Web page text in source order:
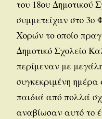
του 18ου Δημοτικού
συμμετείχαν στο
Χορών το οποίο
Δημοτικό Σχολείο
περίμεναν με
συγκεκριμένη
παιδιά από πολλά
αναβίωσαν αυτό το